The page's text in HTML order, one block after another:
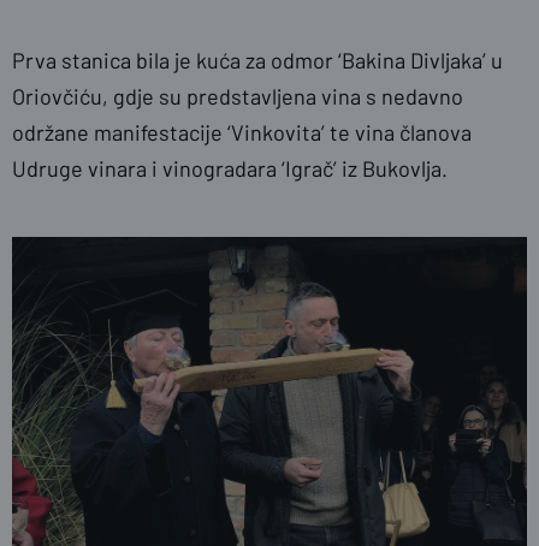
Prva stanica bila je kuća za odmor ‘Bakina Divljaka’ u
Oriovčiću, gdje su predstavljena vina s nedavno
održane manifestacije ‘Vinkovita’ te vina članova
Udruge vinara i vinogradara ‘Igrač’ iz Bukovlja.